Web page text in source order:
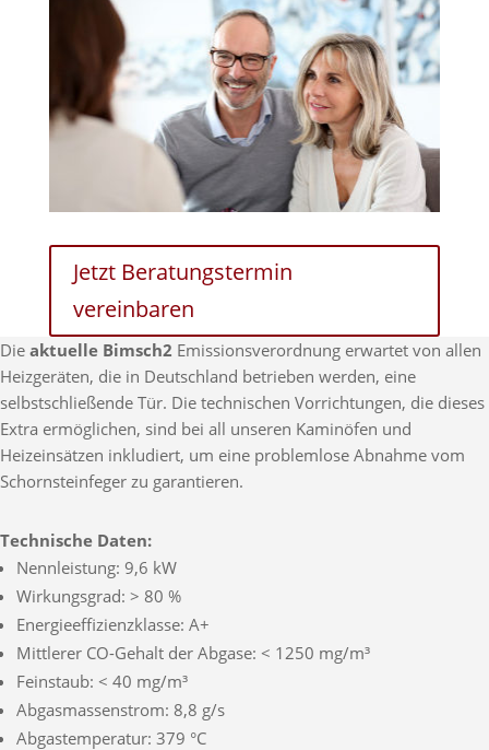
Jetzt Beratungstermin
vereinbaren
Die aktuelle Bimsch2 Emissionsverordnung erwartet von allen
Heizgeräten, die in Deutschland betrieben werden, eine
selbstschließende Tür. Die technischen Vorrichtungen, die dieses
Extra ermöglichen, sind bei all unseren Kaminöfen und
Heizeinsätzen inkludiert, um eine problemlose Abnahme vom
Schornsteinfeger zu garantieren.
Technische Daten:
Nennleistung: 9,6 kW
Wirkungsgrad: > 80 %
Energieeffizienzklasse: A+
Mittlerer CO-Gehalt der Abgase: < 1250 mg/m³
Feinstaub: < 40 mg/m³
Abgasmassenstrom: 8,8 g/s
Abgastemperatur: 379 °C